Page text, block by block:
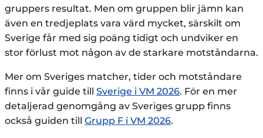
gruppers resultat. Men om gruppen blir jämn kan
även en tredjeplats vara värd mycket, särskilt om
Sverige får med sig poäng tidigt och undviker en
stor förlust mot någon av de starkare motståndarna.
Mer om Sveriges matcher, tider och motståndare
finns i vår guide till Sverige i VM 2026. För en mer
detaljerad genomgång av Sveriges grupp finns
också guiden till Grupp F i VM 2026.